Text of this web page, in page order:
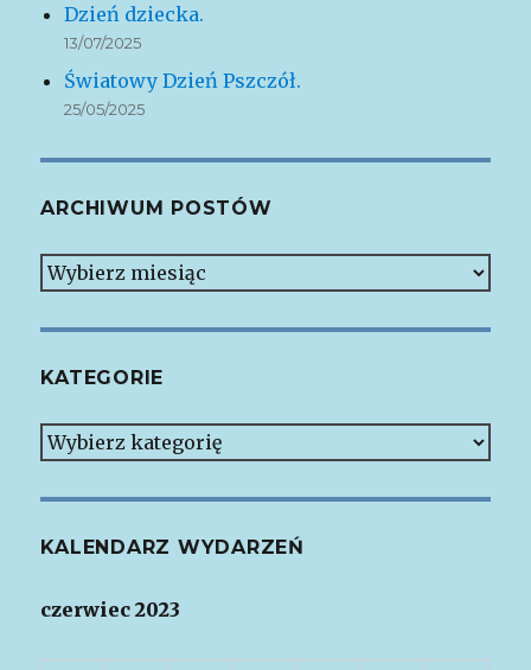
Dzień dziecka.
13/07/2025
Światowy Dzień Pszczół.
25/05/2025
ARCHIWUM POSTÓW
Archiwum
KATEGORIE
Kategorie
KALENDARZ WYDARZEŃ
czerwiec 2023